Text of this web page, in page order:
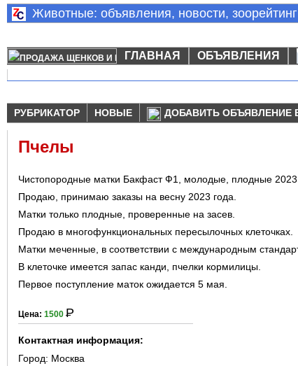
Животные: объявления, новости, зоорейтинг
ГЛАВНАЯ ОБЪЯВЛЕНИЯ
РУБРИКАТОР
НОВЫЕ ДОБАВИТЬ ОБЪЯВЛЕНИЕ
Пчелы
Чистопородные матки Бакфаст Ф1, молодые, плодные 2023
Продаю, принимаю заказы на весну 2023 года.
Матки только плодные, проверенные на засев.
Продаю в многофункциональных пересылочных клеточках.
Матки меченные, в соответствии с международным
В клеточке имеется запас канди, пчелки кормилицы.
Первое поступление маток ожидается 5 мая.
Цена: 1500 Р
Контактная информация:
Город: Москва